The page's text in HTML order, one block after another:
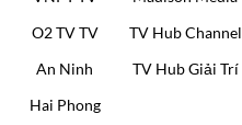
O2 TV TV
TV Hub Channel
An Ninh
TV Hub Giải Trí
Hai Phong